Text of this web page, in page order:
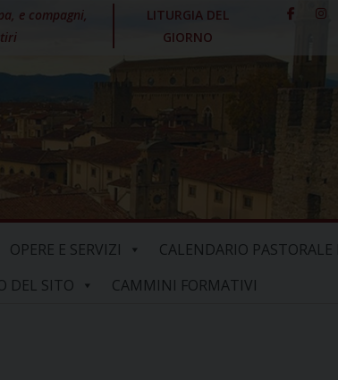
e compagni,
LITURGIA DEL
GIORNO
OPERE E SERVIZI
CALENDARIO PASTORALE
DEL SITO CAMMINI FORMATIVI